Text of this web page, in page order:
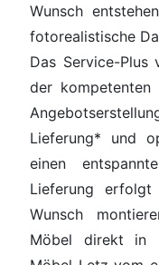
Wunsch
fotorealistische
Das Service-Plus
der kompetenten
Lieferung* und
einen
Lieferung erfolgt
Wunsch
Möbel direkt in